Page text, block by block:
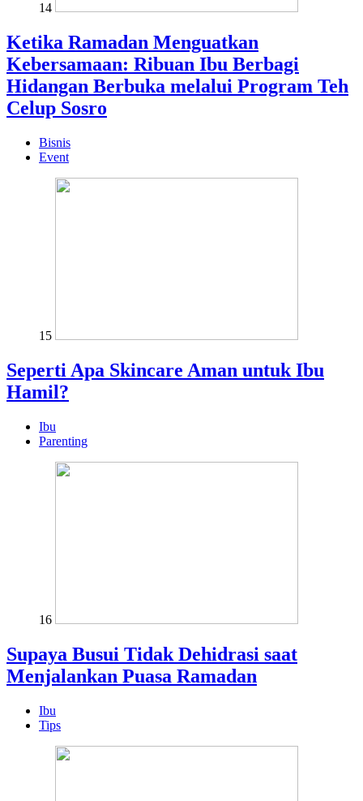
14
Ketika Ramadan Menguatkan
Kebersamaan: Ribuan Ibu Berbagi
Hidangan Berbuka melalui Program Teh
Celup Sosro
Bisnis
Event
15
Seperti Apa Skincare Aman untuk Ibu
Hamil?
Ibu
Parenting
16
Supaya Busui Tidak Dehidrasi saat
Menjalankan Puasa Ramadan
Ibu
Tips